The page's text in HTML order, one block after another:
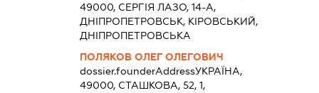
49000, СЕРГІЯ ЛАЗО, 14-А,
ДНІПРОПЕТРОВСЬК, КІРОВСЬКИЙ,
ДНІПРОПЕТРОВСЬКА
ПОЛЯКОВ ОЛЕГ ОЛЕГОВИЧ
dossier.founderAddressУКРАЇНА,
49000, СТАШКОВА, 52, 1,